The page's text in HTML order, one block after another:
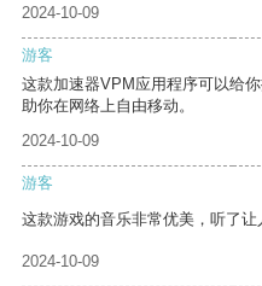
2024-10-09
游客
这款加速器VPM应用程序可以给
助你在网络上自由移动。
2024-10-09
游客
这款游戏的音乐非常优美，听了让
2024-10-09